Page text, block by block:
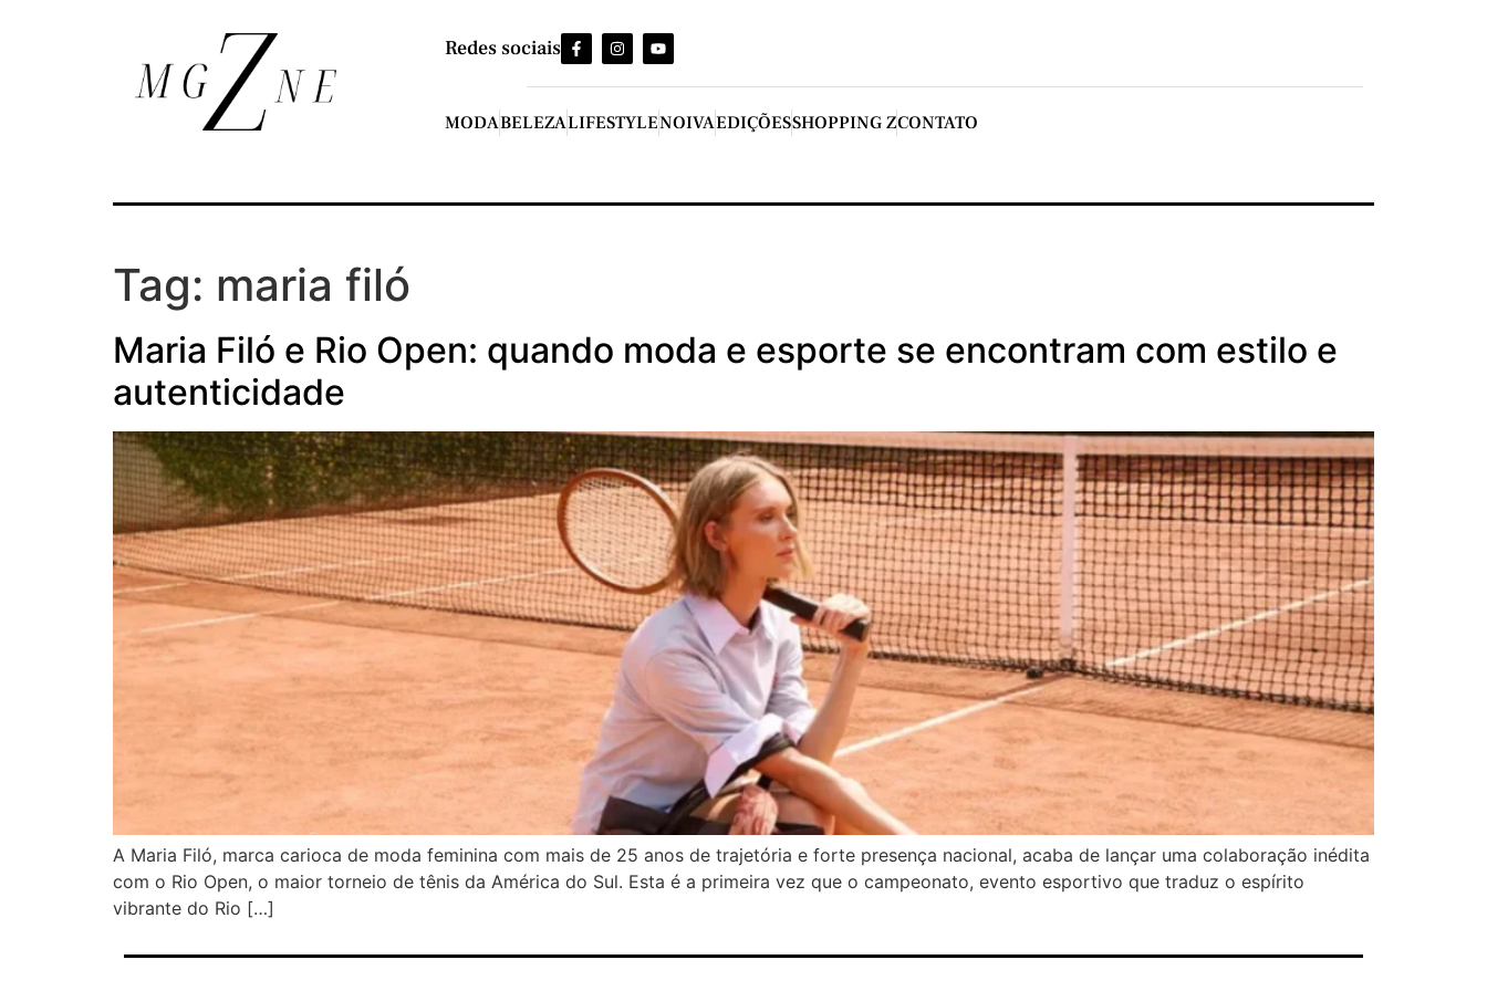
Redes sociais
MODABELEZALIFESTYLENOIVAEDIÇÕESSHOPPING ZCONTATO
Tag: maria filó
Maria Filó e Rio Open: quando moda e esporte se encontram com estilo e
autenticidade
A Maria Filó, marca carioca de moda feminina com mais de 25 anos de trajetória e forte presença nacional, acaba de lançar uma colaboração inédita
com o Rio Open, o maior torneio de tênis da América do Sul. Esta é a primeira vez que o campeonato, evento esportivo que traduz o espírito
vibrante do Rio […]